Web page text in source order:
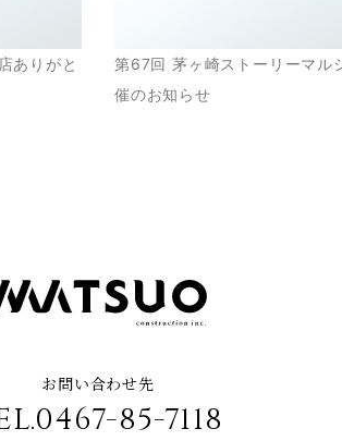
ありがと
第67回 茅ヶ崎ストーリーマル
催のお知らせ
お問い合わせ先
85-7118